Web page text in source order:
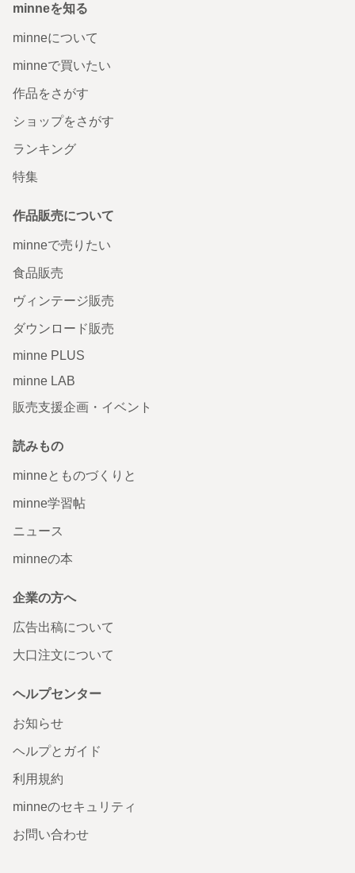
minneを知る
minneについて
minneで買いたい
作品をさがす
ショップをさがす
ランキング
特集
作品販売について
minneで売りたい
食品販売
ヴィンテージ販売
ダウンロード販売
minne PLUS
minne LAB
販売支援企画・イベント
読みもの
minneとものづくりと
minne学習帖
ニュース
minneの本
企業の方へ
広告出稿について
大口注文について
ヘルプセンター
お知らせ
ヘルプとガイド
利用規約
minneのセキュリティ
お問い合わせ